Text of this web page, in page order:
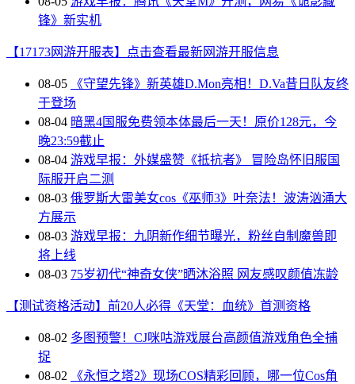
锋》新实机
【17173网游开服表】点击查看最新网游开服信息
08-05
《守望先锋》新英雄D.Mon亮相！D.Va昔日队友终
于登场
08-04 暗黑4国服免费领本体最后一天！原价128元，今
晚23:59截止
08-04 游戏早报：外媒盛赞《抵抗者》 冒险岛怀旧服国
际服开启二测
08-03 俄罗斯大雷美女cos《巫师3》叶奈法！波涛汹涌大
方展示
08-03 游戏早报：九阴新作细节曝光，粉丝自制魔兽即
将上线
08-03 75岁初代“神奇女侠”晒沐浴照 网友感叹颜值冻龄
【测试资格活动】前20人必得《天堂：血统》首测资格
08-02 多图预警！CJ咪咕游戏展台高颜值游戏角色全捕
捉
08-02
《永恒之塔2》现场COS精彩回顾，哪一位Cos角